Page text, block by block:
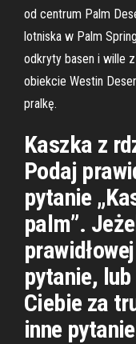
od centrum Palm
lotniska w Palm
odkryty basen i wille
obiekcie Westin
pralkę.
Kaszka z
Podaj
pytanie
palm”.
pytanie,
Ciebie za
inne